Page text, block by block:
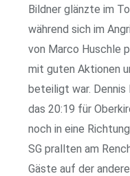
Bildner glänzte im
während sich im
von Marco Huschle
mit guten Aktionen
beteiligt war. Dennis
das 20:19 für
noch in eine
SG prallten am
Gäste auf der